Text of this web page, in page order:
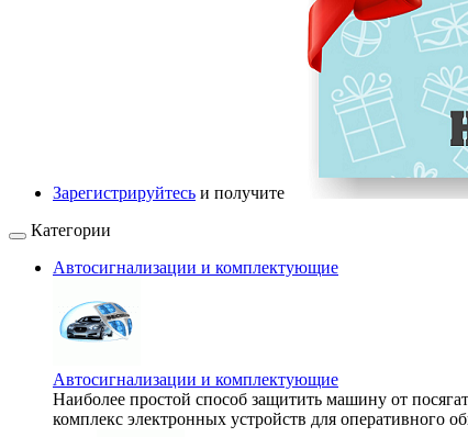
Зарегистрируйтесь и получите
Категории
Автосигнализации и комплектующие
Автосигнализации и комплектующие
Наиболее простой способ защитить машину от
комплекс электронных устройств для оперативного